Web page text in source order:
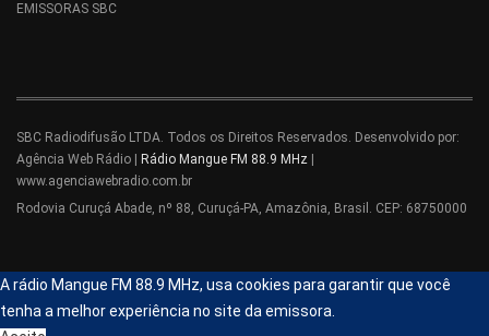
EMISSORAS SBC
SBC Radiodifusão LTDA. Todos os Direitos Reservados. Desenvolvido por:
Agência Web Rádio |
Rádio Mangue FM 88.9 MHz
www.agenciawebradio.com.br
Rodovia Curuçá Abade, nº 88, Curuçá-PA, Amazônia, Brasil. CEP: 68750000
A rádio Mangue FM 88.9 MHz, usa cookies para garantir que você
tenha a melhor experiência no site da emissora.